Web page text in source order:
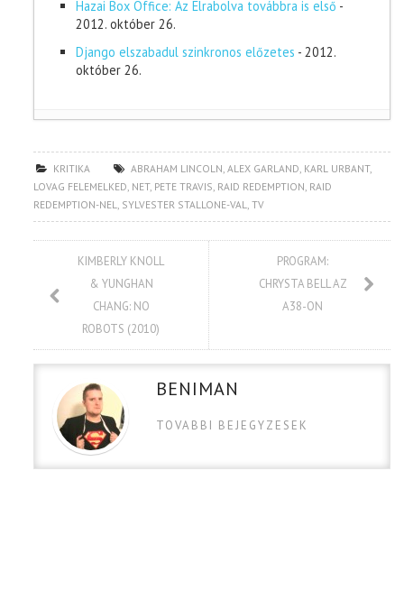
Hazai Box Office: Az Elrabolva továbbra is első -
2012. október 26.
Django elszabadul szinkronos előzetes - 2012.
október 26.
KRITIKA ABRAHAM LINCOLN ,ALEX GARLAND KARL URBANT,
LOVAG FELEMELKED NET, PETE TRAVIS RAID REDEMPTION RAID
REDEMPTION-NEL
SYLVESTER STALLONE-VAL ,TV
KIMBERLY KNOLL
& YUNGHAN
CHANG: NO
ROBOTS (2010)
PROGRAM:
CHRYSTA BELL AZ
A38-ON
BENIMAN
TOVABBI BEJEGYZESEK